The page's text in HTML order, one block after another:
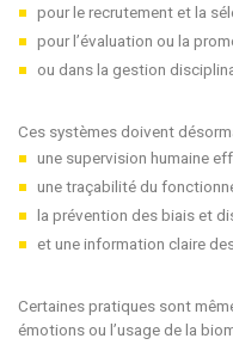
pour le recrutement et la
pour l’évaluation ou la
ou dans la gestion
Ces systèmes doivent
une supervision humaine
une traçabilité du
la prévention des biais et
et une information claire
Certaines pratiques sont
émotions ou l’usage de la